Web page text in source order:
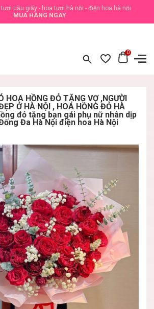
cầu giấy - hoa tươi hà nội - điện hoa hà nội
MUA HÀNG NGAY
0
HOA HỒNG ĐỎ TẶNG VỢ ,NGƯỜI
Ở HÀ NỘI , HOA HỒNG ĐỎ HÀ
đỏ tặng bạn gái phụ nữ nhân dịp
Đa Hà Nội điện hoa Hà Nội